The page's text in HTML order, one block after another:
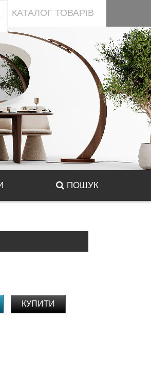
КАТАЛОГ ТОВАРІВ
ПОШУК
КУПИТИ